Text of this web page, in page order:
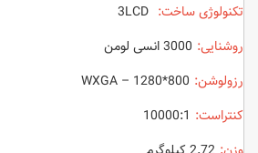
تکنولوژی ساخت:
روشنایی:
رزولوشن:
کنتراست: 10000:1